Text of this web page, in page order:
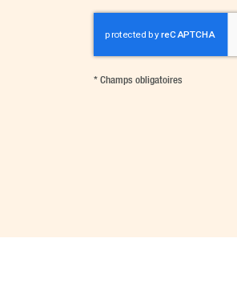
* Champs obligatoires